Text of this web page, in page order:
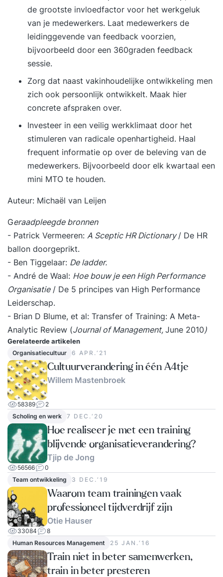
informele evaluatiemomenten Successen vieren
en communiceren Voorbeelden van structurele
borging Problemen bij onvoldoende borging
Casussen over duurzame verankering Certificaat
Deze opleiding geeft jou de mogelijkheid om het
bijbehorende diploma te behalen. Aan het einde
van de opleiding maak je een digitale toets met
meerkeuzevragen. Hieruit moet jouw beheersing
van de behandelde onderwerpen goed naar
voren komen. Als je dit onderdeel met een
positief resultaat afsluit, ontvang je het officiële
diploma van deze opleiding.
de grootste invloedfactor voor het werkgeluk
van je medewerkers. Laat medewerkers de
leidinggevende van feedback voorzien,
bijvoorbeeld door een 360graden feedback
sessie.
Zorg dat naast vakinhoudelijke ontwikkeling men
zich ook persoonlijk ontwikkelt. Maak hier
concrete afspraken over.
Investeer in een veilig werkklimaat door het
stimuleren van radicale openhartigheid. Haal
frequent informatie op over de beleving van de
medewerkers. Bijvoorbeeld door elk kwartaal een
mini MTO te houden.
Auteur: Michaël van Leijen
Geraadpleegde bronnen
- Patrick Vermeeren: A Sceptic HR Dictionary/ De HR
ballon doorgeprikt.
- Ben Tiggelaar: De ladder.
- André de Waal: Hoe bouw je een High Performance
Organisatie/ De 5 principes van High Performance
Leiderschap.
- Brian D Blume, et al: Transfer of Training: A Meta-
Analytic Review (Journal of Management, June 2010)
Gerelateerde artikelen
Organisatiecultuur 6 APR.‘21
Cultuurverandering in één A4tje
Willem Mastenbroek
58389
2
Scholing en werk
7 DEC.‘20
Hoe realiseer je met een training
blijvende organisatieverandering?
Tjip de Jong
56566
0
Team ontwikkeling
3 DEC.‘19
Waarom team trainingen vaak
professioneel tijdverdrijf zijn
Otie Hauser
33084
8
Human Resources Management
25 JAN.‘16
Train niet in beter samenwerken,
train in beter presteren